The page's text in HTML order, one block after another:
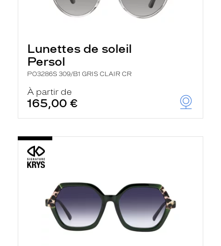
Lunettes de soleil
Persol
PO3286S 309/B1 GRIS CLAIR CR
À partir de
165,00 €